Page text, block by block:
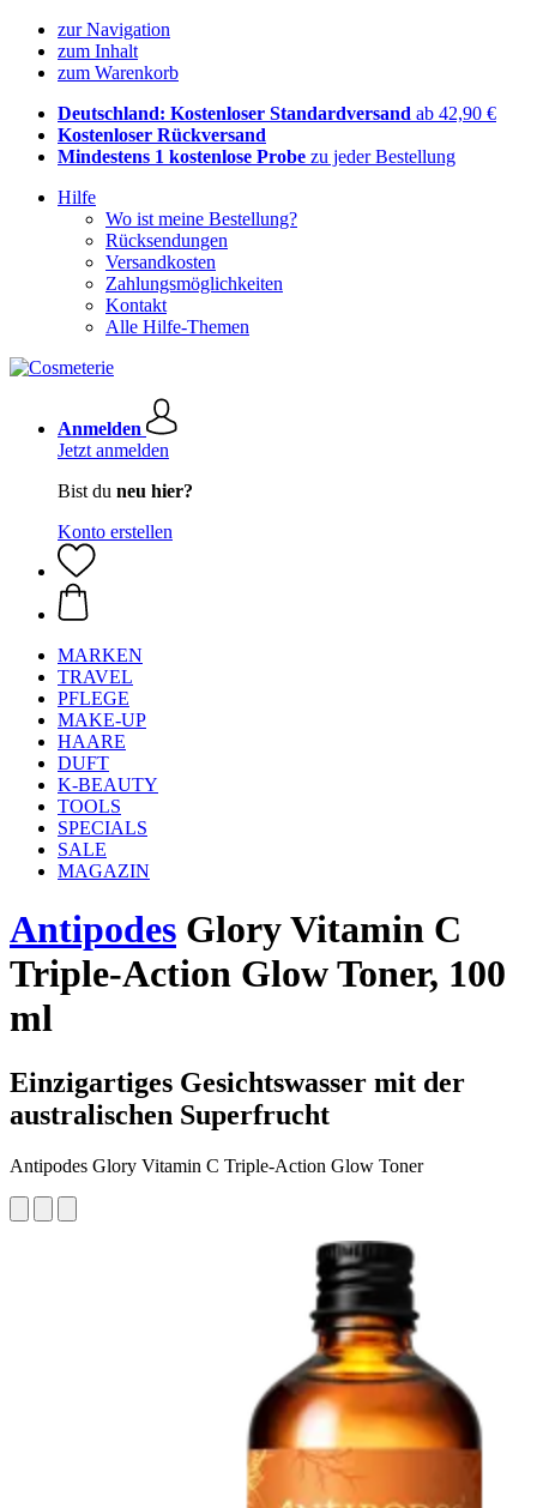
zur Navigation
zum Inhalt
zum Warenkorb
Deutschland: Kostenloser Standardversand ab 42,90 €
Kostenloser Rückversand
Mindestens 1 kostenlose Probe zu jeder Bestellung
Hilfe
Wo ist meine Bestellung?
Rücksendungen
Versandkosten
Zahlungsmöglichkeiten
Kontakt
Alle Hilfe-Themen
Anmelden
Jetzt anmelden
Bist du neu hier?
Konto erstellen
MARKEN
TRAVEL
PFLEGE
MAKE-UP
HAARE
DUFT
K-BEAUTY
TOOLS
SPECIALS
SALE
MAGAZIN
Antipodes Glory Vitamin C
Triple-Action Glow Toner, 100
ml
Einzigartiges Gesichtswasser mit der
australischen Superfrucht
Antipodes Glory Vitamin C Triple-Action Glow Toner